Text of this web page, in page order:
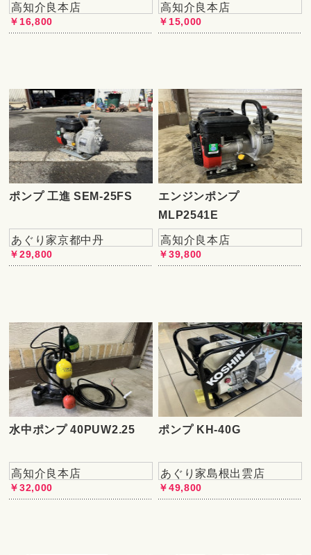
高知介良本店
￥16,800
高知介良本店
￥15,000
ポンプ 工進 SEM-25FS
あぐり家京都中丹
￥29,800
エンジンポンプ
MLP2541E
高知介良本店
￥39,800
水中ポンプ 40PUW2.25
高知介良本店
￥32,000
ポンプ KH-40G
あぐり家島根出雲店
￥49,800